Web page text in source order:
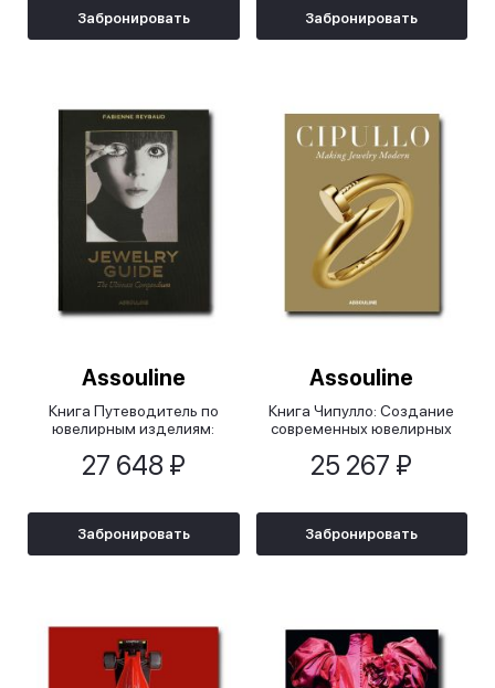
Забронировать Забронировать
Assouline
Книга Путеводитель по
ювелирным изделиям:
Guide: The Ultimate
27 648 ₽
Забронировать
Assouline
Книга Чипулло: Создание
современных ювелирных
Jewelry Modern
25 267 ₽
Забронировать